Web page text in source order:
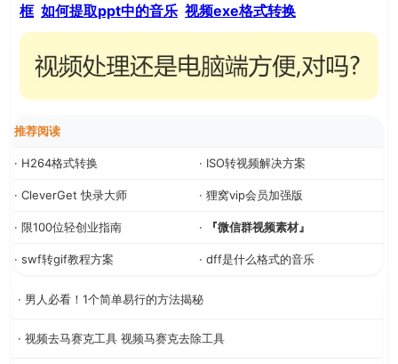
框 如何提取ppt中的音乐 视频exe格式转换
推荐阅读
· H264格式转换 · ISO转视频解决方案
· CleverGet 快录大师 · 狸窝vip会员加强版
· 限100位轻创业指南 · 『微信群视频素材』
· swf转gif教程方案 · dff是什么格式的音乐
· 男人必看！1个简单易行的方法揭秘
· 视频去马赛克工具 视频马赛克去除工具